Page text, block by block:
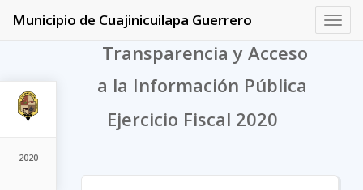
2020
Municipio de Cuajinicuilapa Guerrero
Transparencia y Acceso
a la Información Pública
Ejercicio Fiscal 2020